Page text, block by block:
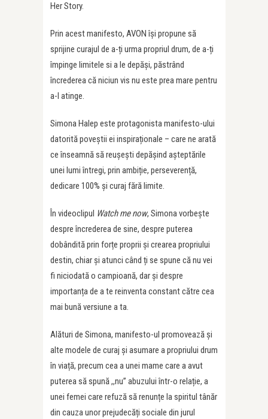
Her Story.
Prin acest manifesto, AVON își propune să
sprijine curajul de a-ți urma propriul drum, de a-ți
împinge limitele si a le depăși, păstrând
încrederea că niciun vis nu este prea mare pentru
a-l atinge.
Simona Halep este protagonista manifesto-ului
datorită poveștii ei inspiraționale – care ne arată
ce înseamnă să reușești depășind așteptările
unei lumi întregi, prin ambiție, perseverență,
dedicare 100% și curaj fără limite.
În videoclipul Watch me now, Simona vorbește
despre încrederea de sine, despre puterea
dobândită prin forțe proprii și crearea propriului
destin, chiar și atunci când ți se spune că nu vei
fi niciodată o campioană, dar și despre
importanța de a te reinventa constant către cea
mai bună versiune a ta.
Alături de Simona, manifesto-ul promovează și
alte modele de curaj și asumare a propriului drum
în viață, precum cea a unei mame care a avut
puterea să spună ,,nu” abuzului într-o relație, a
unei femei care refuză să renunțe la spiritul tânăr
din cauza unor prejudecăți sociale din jurul